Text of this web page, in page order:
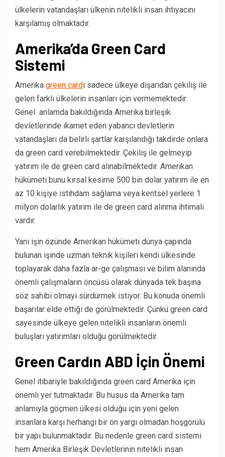
ülkelerin vatandaşları ülkenin nitelikli insan ihtiyacını
karşılamış olmaktadır.
Amerika’da Green Card
Sistemi
Amerika green cardı sadece ülkeye dışarıdan çekiliş ile
gelen farklı ülkelerin insanları için vermemektedir.
Genel anlamda bakıldığında Amerika birleşik
devletlerinde ikamet eden yabancı devletlerin
vatandaşları da belirli şartlar karşılandığı takdirde onlara
da green card verebilmektedir. Çekiliş ile gelmeyip
yatırım ile de green card alınabilmektedir. Amerikan
hükümeti bunu kırsal kesime 500 bin dolar yatırım ile en
az 10 kişiye istihdam sağlama veya kentsel yerlere 1
milyon dolarlık yatırım ile de green card alınma ihtimali
vardır.
Yani işin özünde Amerikan hükümeti dünya çapında
bulunan işinde uzman teknik kişileri kendi ülkesinde
toplayarak daha fazla ar-ge çalışması ve bilim alanında
önemli çalışmaların öncüsü olarak dünyada tek başına
söz sahibi olmayı sürdürmek istiyor. Bu konuda önemli
başarılar elde ettiği de görülmektedir. Çünkü green card
sayesinde ülkeye gelen nitelikli insanların önemli
buluşları yatırımları olduğu görülmektedir.
Green Cardın ABD İçin Önemi
Genel itibariyle bakıldığında green card Amerika için
önemli yer tutmaktadır. Bu husus da Amerika tam
anlamıyla göçmen ülkesi olduğu için yeni gelen
insanlara karşı herhangi bir ön yargı olmadan hoşgörülü
bir yapı bulunmaktadır. Bu nedenle green card sistemi
hem Amerika Birleşik Devletlerinin nitelikli insan